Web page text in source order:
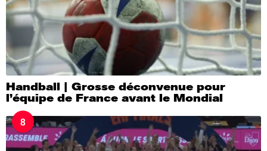
Handball | Grosse déconvenue pour
l’équipe de France avant le Mondial
8